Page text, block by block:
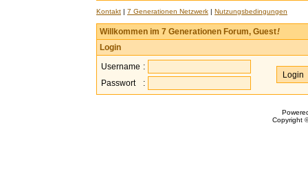
Kontakt | 7 Generationen Netzwerk | Nutzungsbedingungen
Willkommen im 7 Generationen Forum, Guest!
Login
Username :
Passwort
:
Copyright